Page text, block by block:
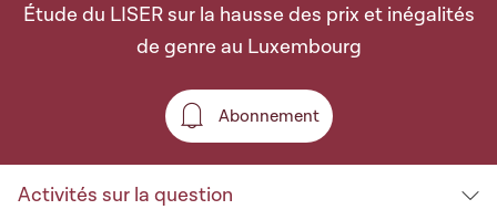
Étude du LISER sur la hausse des prix et inégalités
de genre au Luxembourg
Abonnement
Abonnement
Activités sur la question